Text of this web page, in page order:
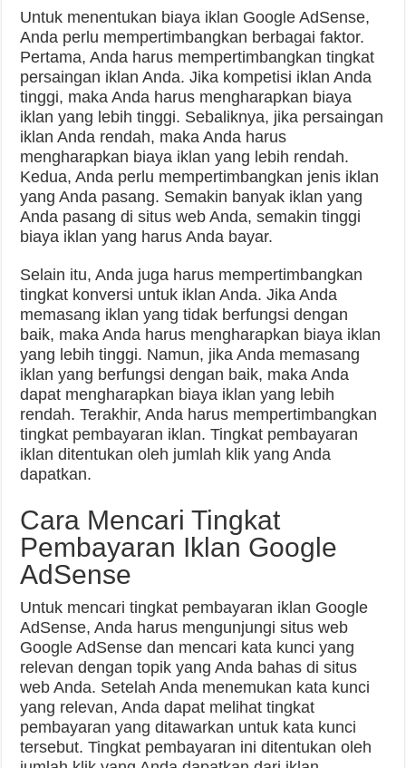
Untuk menentukan biaya iklan Google AdSense,
Anda perlu mempertimbangkan berbagai faktor.
Pertama, Anda harus mempertimbangkan tingkat
persaingan iklan Anda. Jika kompetisi iklan Anda
tinggi, maka Anda harus mengharapkan biaya
iklan yang lebih tinggi. Sebaliknya, jika persaingan
iklan Anda rendah, maka Anda harus
mengharapkan biaya iklan yang lebih rendah.
Kedua, Anda perlu mempertimbangkan jenis iklan
yang Anda pasang. Semakin banyak iklan yang
Anda pasang di situs web Anda, semakin tinggi
biaya iklan yang harus Anda bayar.
Selain itu, Anda juga harus mempertimbangkan
tingkat konversi untuk iklan Anda. Jika Anda
memasang iklan yang tidak berfungsi dengan
baik, maka Anda harus mengharapkan biaya iklan
yang lebih tinggi. Namun, jika Anda memasang
iklan yang berfungsi dengan baik, maka Anda
dapat mengharapkan biaya iklan yang lebih
rendah. Terakhir, Anda harus mempertimbangkan
tingkat pembayaran iklan. Tingkat pembayaran
iklan ditentukan oleh jumlah klik yang Anda
dapatkan.
Cara Mencari Tingkat
Pembayaran Iklan Google
AdSense
Untuk mencari tingkat pembayaran iklan Google
AdSense, Anda harus mengunjungi situs web
Google AdSense dan mencari kata kunci yang
relevan dengan topik yang Anda bahas di situs
web Anda. Setelah Anda menemukan kata kunci
yang relevan, Anda dapat melihat tingkat
pembayaran yang ditawarkan untuk kata kunci
tersebut. Tingkat pembayaran ini ditentukan oleh